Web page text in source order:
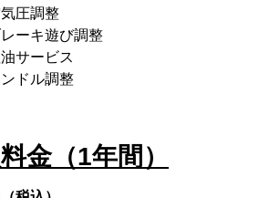
圧調整
ーキ遊び調整
サービス
ドル調整
金（1年間）